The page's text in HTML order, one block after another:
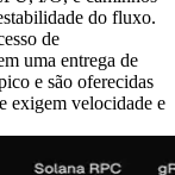
do fluxo.
de
uma entrega de
e são oferecidas
exigem velocidade e